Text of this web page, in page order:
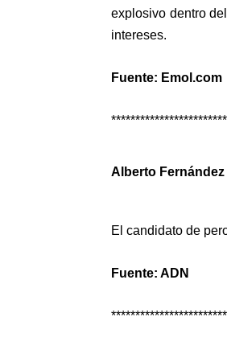
explosivo dentro
intereses.
Fuente: Emol.com
Alberto
El candidato de
Fuente: ADN